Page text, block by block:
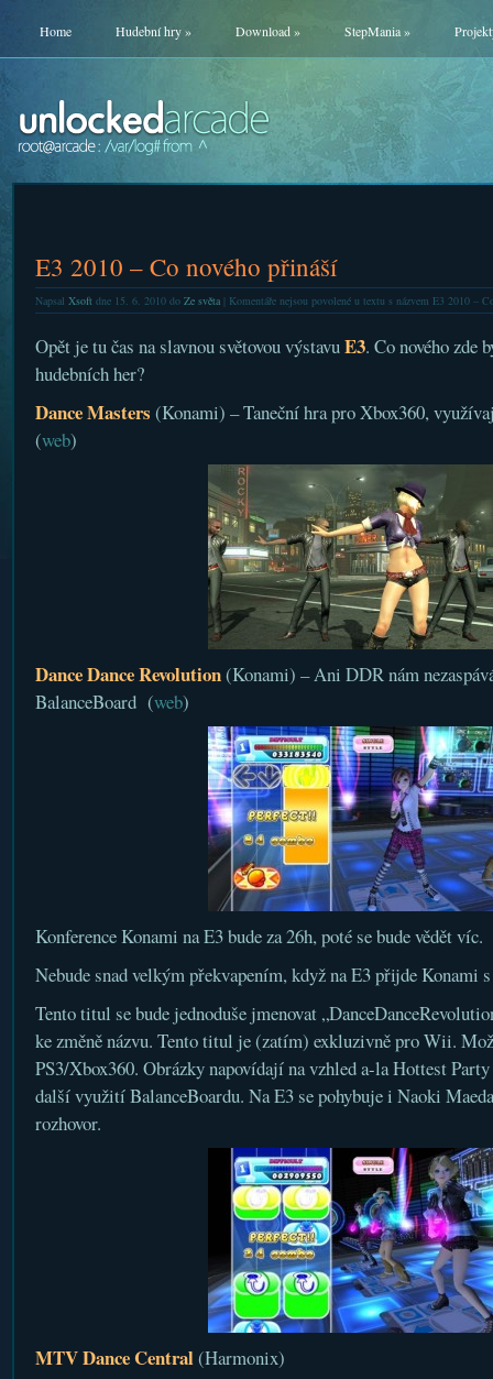
Home Hudební hry» Download» StepMania»
E3 2010 – Co nového přináší
Napsal Xsoftdne 15. 6. 2010 do Ze světa| Komentáře nejsou povolenéu textu s názvem E3 2010 –
Opět je tu čas na slavnou světovou výstavuE3. Co nového zde
hudebních her?
Dance Masters (Konami) – Taneční hra pro Xbox360,
(web)
Dance Dance Revolution(Konami) – Ani DDR nám
BalanceBoard (web)
Konference Konami na E3 bude za 26h, poté se bude vědět víc.
Nebude snad velkým překvapením, když na E3 přijde
Tento titul se bude jednoduše jmenovat
ke změně názvu. Tento titul je (zatím) exkluzivně pro Wii.
PS3/Xbox360. Obrázky napovídají na vzhled a-la Hottest Party
další využití BalanceBoardu. Na E3 se pohybuje i Naoki
rozhovor.
MTV Dance Central(Harmonix)